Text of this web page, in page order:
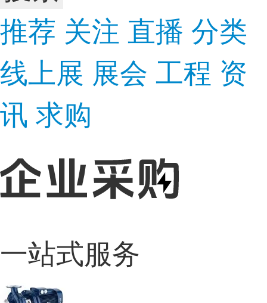
推荐 关注 直播 分类
线上展 展会 工程 资
讯 求购
一站式服务